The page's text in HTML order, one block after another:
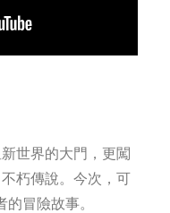
世界的大門，更闖
朽傳說。今次，可
冒險故事。